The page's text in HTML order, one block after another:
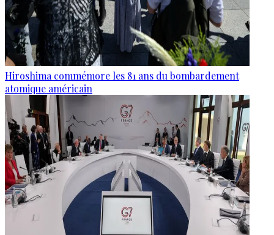
Hiroshima commémore les 81 ans du bombardement
atomique américain